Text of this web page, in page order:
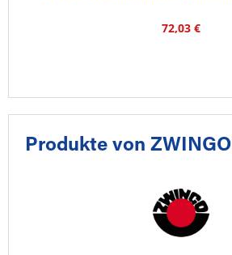
72,03 €
Produkte von ZWINGO